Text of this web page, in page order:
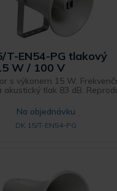
T-EN54-PG tlakový
W / 100 V
s výkonem 15 W.
akustický tlak 83 dB.
Na objednávku
DK 15/T-EN54-PG